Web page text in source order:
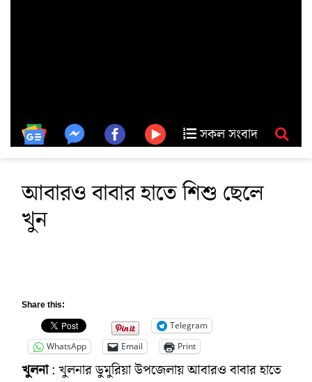
সকল সংবাদ
আবারও বাবার হাতে শিশু ছেলে
খুন
Share this:
Telegram
WhatsApp
Email Print
খুলনা: খুলনার ডুমুরিয়া উপজেলায় আবারও বাবার হাতে